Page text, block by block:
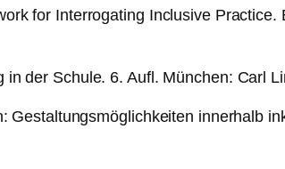
for Interrogating Inclusive
der Schule. 6. Aufl. München: Carl
innerhalb